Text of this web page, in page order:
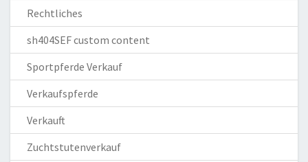
Rechtliches
sh404SEF custom content
Sportpferde Verkauf
Verkaufspferde
Verkauft
Zuchtstutenverkauf